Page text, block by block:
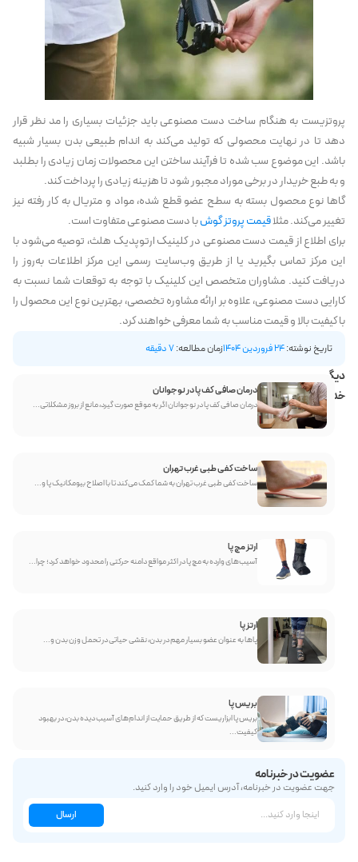
پروتزیست به هنگام ساخت دست مصنوعی باید جزئیات بسیاری را مد نظر قرار
دهد تا در نهایت محصولی که تولید می‌کند به اندام طبیعی بدن بسیار شبیه
باشد. این موضوع سب شده تا فرآیند ساختن این محصولات زمان زیادی را بطلبد
و به طبع خریدار در برخی موراد مجبور شود تا هزینه زیادی را پرداخت کند.
گاها نوع محصول بسته به سطح عضو قطع شده، مواد و متریال به کار رفته نیز
تغییر می‌کند. مثلاقیمت پروتز گوشبا دست مصنوعی متفاوت است.
برای اطلاع از قیمت دست مصنوعی در کلینیک ارتوپدیک هلث، توصیه می‌شود با
این مرکز تماس بگیرید یا از طریق وب‌سایت رسمی این مرکز اطلاعات به‌روز را
دریافت کنید. مشاوران متخصص این کلینیک با توجه به توقعات شما نسبت به
کارایی دست مصنوعی، علاوه بر ارائه مشاوره تخصصی، بهترین نوع این محصول را
با کیفیت بالا و قیمت مناسب به شما معرفی خواهند کرد.
تاریخ نوشته:24 فروردین 1404 زمان مطالعه:7 دقیقه
دیگر
خدمات
درمان صافی کف پا در نوجوانان
درمان صافی کف پا در نوجوانان اگر به موقع صورت گیرد، مانع از بروز مشکلاتی...
ساخت کفی طبی غرب تهران
ساخت کفی طبی غرب تهران به شما کمک می‌کند تا با اصلاح بیومکانیک پا و...
ارتز مچ پا
آسیب‌های وارده به مچ پا در اکثر مواقع دامنه حرکتی را محدود خواهد کرد؛ چرا...
ارتز پا
پاها به عنوان عضو بسیار مهم در بدن، نقشی حیاتی در تحمل وزن بدن و...
بریس پا
بریس پا ابزاریست که از طریق حمایت از اندام‌های آسیب دیده بدن، در بهبود
کیفیت...
عضویت در خبرنامه
جهت عضویت در خبرنامه، آدرس ایمیل خود را وارد کنید.
ارسال